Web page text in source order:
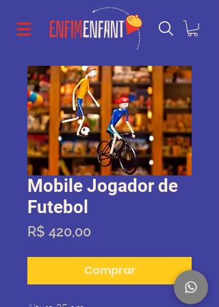
Mobile Jogador de
Futebol
R$ 420,00Preço
Comprar